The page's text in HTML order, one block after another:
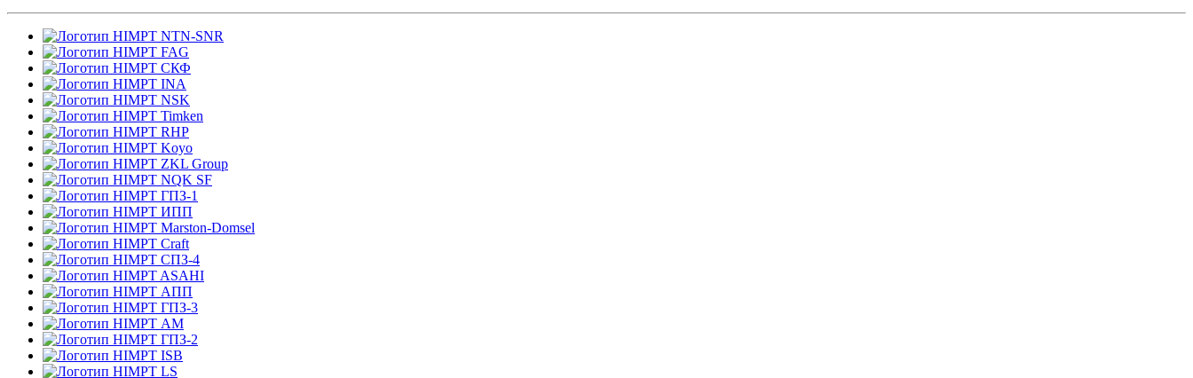
NTN-SNR
FAG
СКФ
INA
NSK
Timken
RHP
Koyo
ZKL Group
NQK SF
ГПЗ-1
ИПП
Marston-Domsel
Craft
СПЗ-4
ASAHI
АПП
ГПЗ-3
АМ
ГПЗ-2
ISB
LS